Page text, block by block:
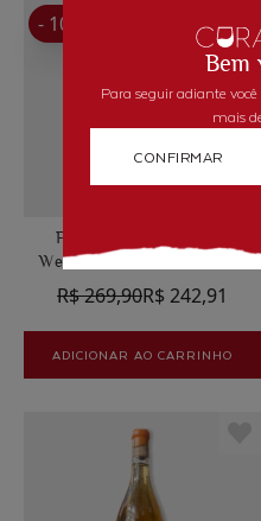
Bem
Para seguir adiante
mais
CONFIRMAR
Frei Korper Kultur
Weiss Bianka Y Daniel
Schmitt
R$ 269,90R$ 242,91
- 10%
ADICIONAR AO CARRINHO